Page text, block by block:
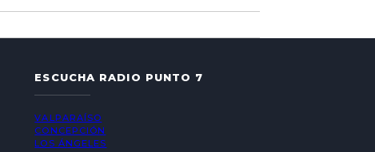
ESCUCHA RADIO PUNTO 7
VALPARAÍSO
CONCEPCIÓN
LOS ÁNGELES